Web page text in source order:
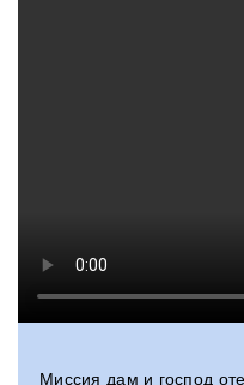
Миссия дам и господ